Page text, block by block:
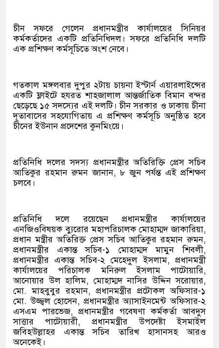
চীন সফরে গেলেন প্রধানমন্ত্রীর কার্যালয়ের সিনিয়র
কর্মকর্তাদের একটি প্রতিনিধিদল। সফরে প্রতিনিধি দলটি
এক প্রশিক্ষণ কর্মসূচিতে অংশ নেবে।
গতকাল মঙ্গলবার দুপুর ২টায় চায়না ইস্টার্ন এয়ারলাইন্সের
একটি ফ্লাইটে হযরত শাহজালাল আন্তর্জাতিক বিমান বন্দর
ছেড়েছে ১৫ সদস্যের এই দলটি। চীন সরকার ও ঢাকায় চীনা
দূতাবাসের সহযোগিতায় এ প্রশিক্ষণ কর্মসূচি অনুষ্ঠিত হবে
চীনের ইউনান প্রদেশের কুনমিংয়ে।
প্রতিনিধি দলের সদস্য প্রধানমন্ত্রীর অতিরিক্তি প্রেস সচিব
আতিকুর রহমান রুমন জানান, ৮ জুন পর্যন্ত এই প্রশিক্ষণ
চলবে।
প্রতিনিধি দলে রয়েছেন প্রধানমন্ত্রীর কার্যালয়ের
এনজিওবিষয়ক ব্যুরোর মহাপরিচালক মোহাম্মদ জাকারিয়া,
প্রধান মন্ত্রীর অতিরিক্ত প্রেস সচিব আতিকুর রহমান রুমন,
প্রধানমন্ত্রীর একান্ত সচিব-১ মোহাম্মদ মামুন শিবলী,
প্রধানমন্ত্রীর একান্ত সচিব-২ মেহেদুল ইসলাম, প্রধানমন্ত্রী
কার্যালয়ের পরিচালক মনিরুল ইসলাম পাটোয়ারি,
আনোয়ার উল হালিম, মোহাম্মদ নাসির উদ্দিন সরোয়ার,
মো. মাহবুবুর রহমান, প্রধানমন্ত্রীর প্রটোকল অফিসার-১
মো. উজ্জ্বল হোসেন, প্রধানমন্ত্রীর অ্যাসাইনমেন্ট অফিসার-২
এসএম পারভেজ, প্রধানমন্ত্রীর গবেষণা কর্মকর্তা আবদুস
সাত্তার পাটোয়ারী, প্রধানমন্ত্রীর উপদেষ্টা ইসমাইল
জবিহউল্লাহর একান্ত সচিব তারিখ হাসানসহ আরও
অনেকেই।